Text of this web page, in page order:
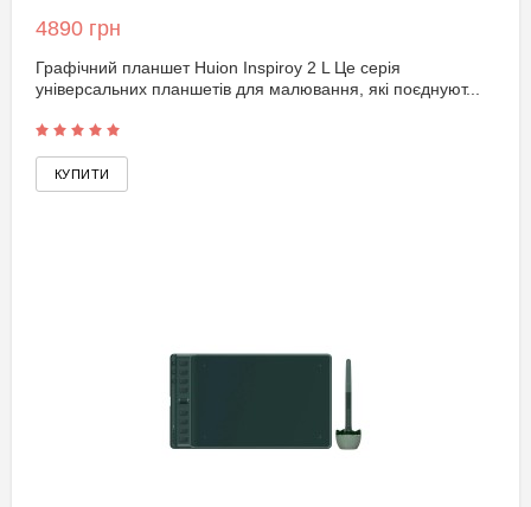
4890 грн
Графічний планшет Huion Inspiroy 2 L Це серія
універсальних планшетів для малювання, які поєднуют...